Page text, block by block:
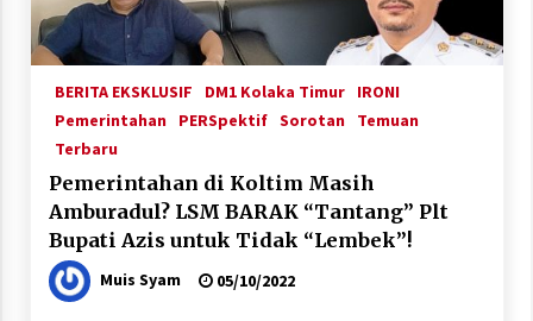
BERITA EKSKLUSIF DM1 Kolaka Timur
IRONI
Pemerintahan
PERSpektif Sorotan
Temuan
Terbaru
Pemerintahan di Koltim Masih
Amburadul? LSM BARAK “Tantang” Plt
Bupati Azis untuk Tidak “Lembek”!
Muis Syam 05/10/2022